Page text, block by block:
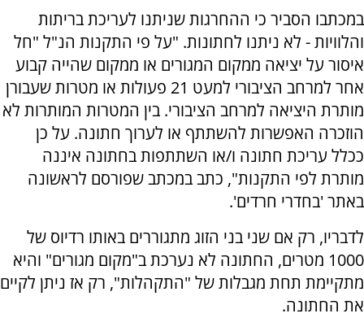
במכתבו הסביר כי ההחרגות שניתנו לעריכת בריתות
והלוויות - לא ניתנו לחתונות. "על פי התקנות הנ"ל "חל
איסור על יציאה ממקום המגורים או ממקום שהייה קבוע
אחר למרחב הציבורי למעט 21 פעולות או מטרות שעבורן
מותרת היציאה למרחב הציבורי. בין המטרות המותרות לא
הוזכרה האפשרות להשתתף או לערוך חתונה. על כן
ככלל עריכת חתונה ו/או השתתפות בחתונה איננה
מותרת לפי התקנות", כתב במכתב שפורסם לראשונה
באתר 'בחדרי חרדים'.
לדבריו, רק אם שני בני הזוג מתגוררים באותו רדיוס של
1000 מטרים, החתונה לא נערכת ב"מקום מגורים" והיא
מתקיימת תחת מגבלות של "התקהלות", רק אז ניתן לקיים
את החתונה.